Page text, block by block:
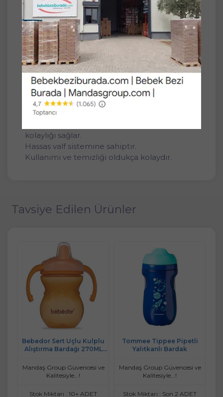
Kapasite ML 250ML
Tommee Tippee 360 Derece Desenli Bardak
250 ml - Yeşil
Çocuklara yetişkin gibi içmeyi öğreten
pipetsiz bardaktır.
Dudak baskısıyla kolayca akabilen sıvı ve
içme durduğunda
kolaylığı sağlar.
Hassas valf sistemine sahiptir.
Kullanımı ve temizliği oldukça kolaydır.
Tavsiye Edilen Ürünler
Bebedor Sert Uçlu Kulplu
Alıştırma Bardağı 270ML
Mandaş Group Güvencesi ve
Kalitesiyle...!
Stok Miktarı : 10+ ADET
Tommee Tippee Pipetli
Yalıtkanlı Bardak
Mandaş Group Güvencesi ve
Kalitesiyle...!
Stok Miktarı : Son 2 ADET